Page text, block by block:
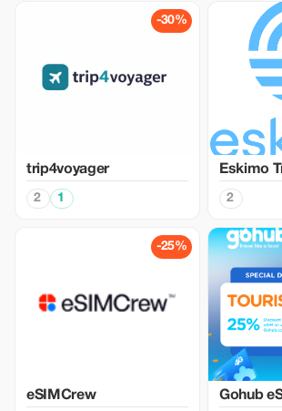
-30%
trip4voyager
2 1
Eskimo
2
-25%
eSIMCrew Gohub